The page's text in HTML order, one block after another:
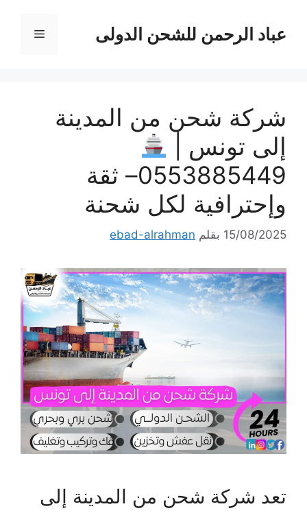
المحتوىعباد الرحمن للشحن الدولى القائمة
شركة شحن من المدينة
إلى تونس |
0553885449– ثقة
وإحترافية لكل شحنة
15/08/2025 بقلم ebad-alrahman
تعد شركة شحن من المدينة إلى